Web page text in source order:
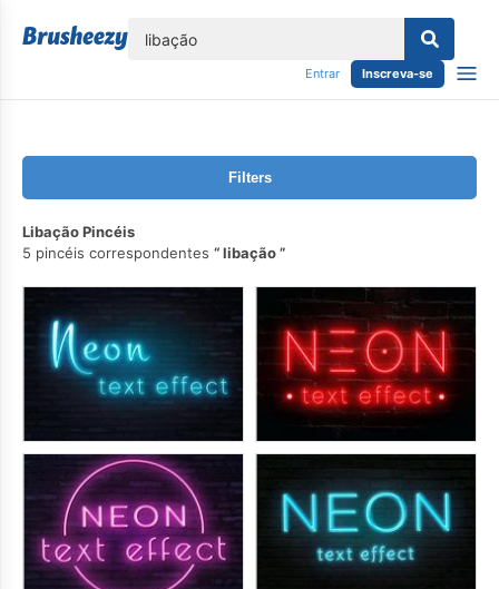
Entrar Inscreva-se
Filters
Libação Pincéis
5 pincéis correspondentes
libação